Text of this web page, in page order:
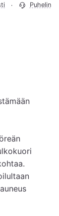
Puhelin